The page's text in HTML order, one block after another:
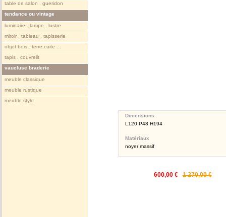
table de salon . gueridon
tendance ou vintage
luminaire . lampe . lustre
miroir . tableau . tapisserie
objet bois . terre cuite ...
tapis . couvrelit
vaucluse braderie
meuble classique
meuble rustique
meuble style
Dimensions
L120 P48 H194
Matériaux
noyer massif
600,00 € 1 270,00 €